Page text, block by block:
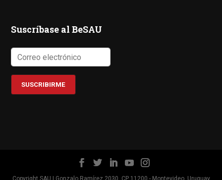
Suscríbase al BeSAU
Copyright SAU | Gonzalo Ramírez 2030, CP 11200 - Montevideo, Uruguay